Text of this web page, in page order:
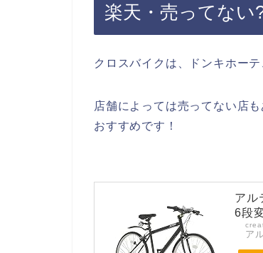
楽天・売ってない
クロスバイクは、ドンキホー
店舗によっては売ってない店
おすすめです！
アル
6段
ア